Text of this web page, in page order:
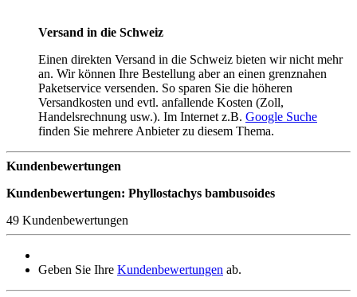
Versand in die Schweiz
Einen direkten Versand in die Schweiz bieten wir nicht mehr
an. Wir können Ihre Bestellung aber an einen grenznahen
Paketservice versenden. So sparen Sie die höheren
Versandkosten und evtl. anfallende Kosten (Zoll,
Handelsrechnung usw.). Im Internet z.B. Google Suche
finden Sie mehrere Anbieter zu diesem Thema.
Kundenbewertungen
Kundenbewertungen: Phyllostachys bambusoides
49 Kundenbewertungen
Geben Sie Ihre Kundenbewertungen ab.